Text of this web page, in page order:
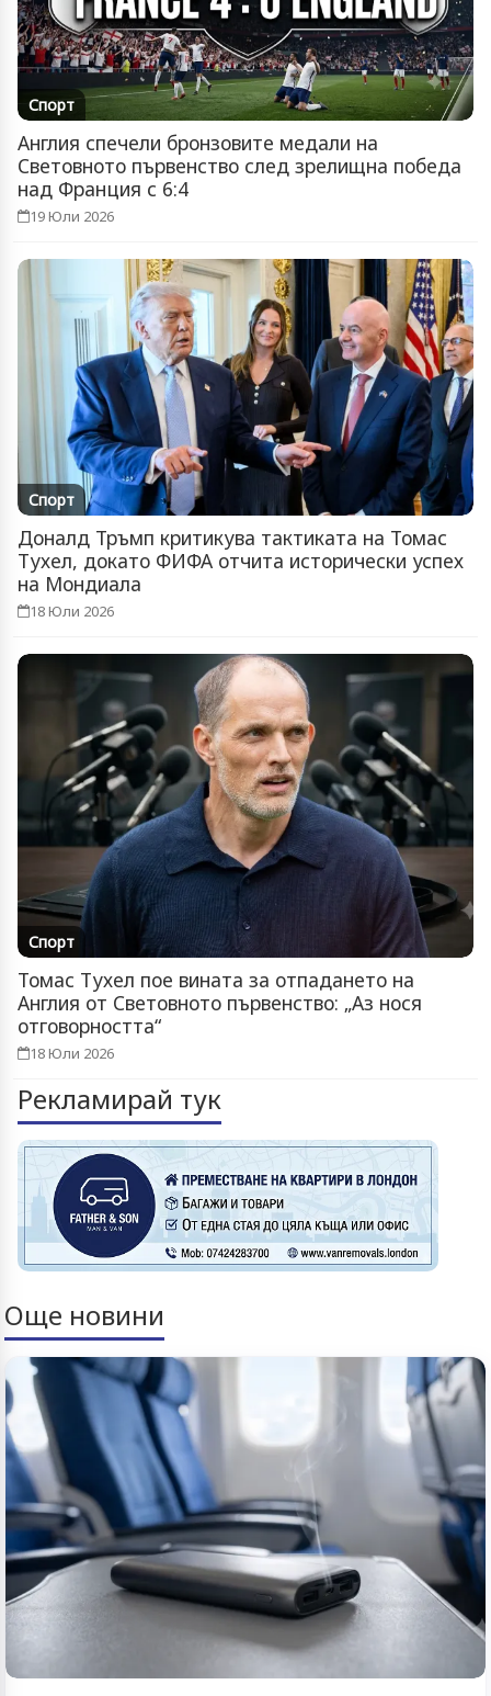
Спорт
Англия спечели бронзовите медали на
Световното първенство след зрелищна победа
над Франция с 6:4
19 Юли 2026
Спорт
Доналд Тръмп критикува тактиката на Томас
Тухел, докато ФИФА отчита исторически успех
на Мондиала
18 Юли 2026
Спорт
Томас Тухел пое вината за отпадането на
Англия от Световното първенство: „Аз нося
отговорността“
18 Юли 2026
Рекламирай тук
Още новини